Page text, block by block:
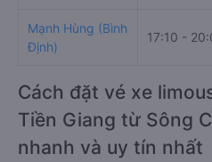
Mạnh Hùng (Bình
Định)
17:10 -
Cách đặt vé xe
Tiền Giang từ Sông
nhanh và uy tín nhất